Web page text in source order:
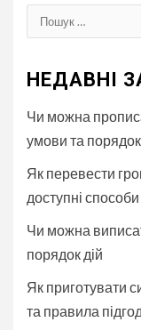
Пошук:
НЕДАВНІ
Чи можна
умови та порядок
Як перевести
доступні способи
Чи можна
порядок дій
Як приготувати
та правила